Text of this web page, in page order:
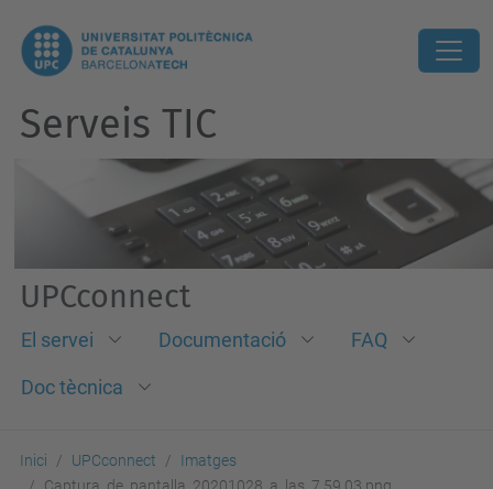
Serveis TIC
UPCconnect
El servei Documentació FAQ
Doc tècnica
Inici UPCconnect
Imatges